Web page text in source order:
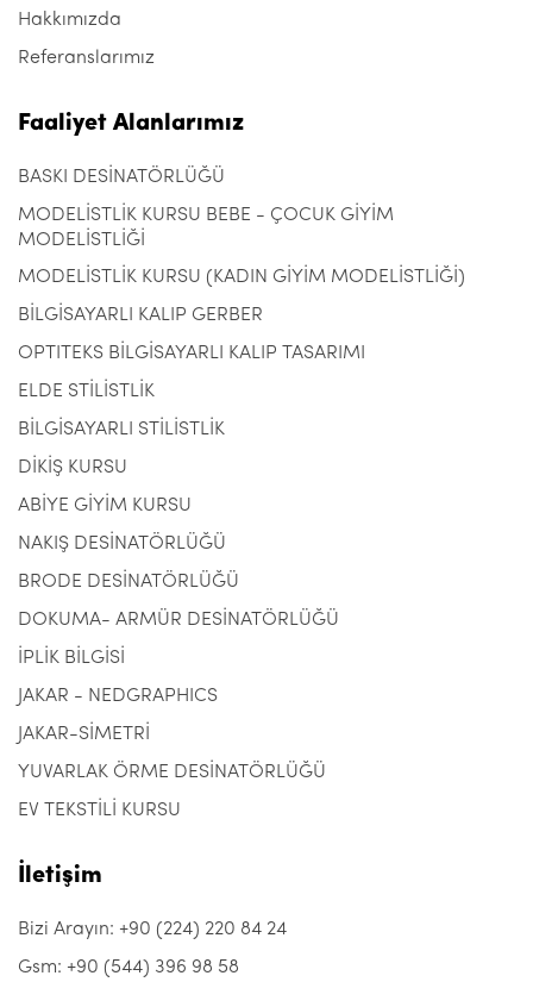
Hakkımızda
Referanslarımız
Faaliyet Alanlarımız
BASKI DESİNATÖRLÜĞÜ
MODELİSTLİK KURSU BEBE - ÇOCUK GİYİM
MODELİSTLİĞİ
MODELİSTLİK KURSU (KADIN GİYİM MODELİSTLİĞİ)
BİLGİSAYARLI KALIP GERBER
OPTITEKS BİLGİSAYARLI KALIP TASARIMI
ELDE STİLİSTLİK
BİLGİSAYARLI STİLİSTLİK
DİKİŞ KURSU
ABİYE GİYİM KURSU
NAKIŞ DESİNATÖRLÜĞÜ
BRODE DESİNATÖRLÜĞÜ
DOKUMA- ARMÜR DESİNATÖRLÜĞÜ
İPLİK BİLGİSİ
JAKAR - NEDGRAPHICS
JAKAR-SİMETRİ
YUVARLAK ÖRME DESİNATÖRLÜĞÜ
EV TEKSTİLİ KURSU
İletişim
Bizi Arayın: +90 (224) 220 84 24
Gsm: +90 (544) 396 98 58